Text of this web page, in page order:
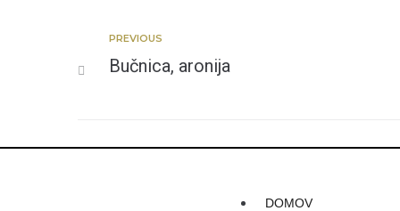
PREVIOUS
Bučnica, aronija
DOMOV